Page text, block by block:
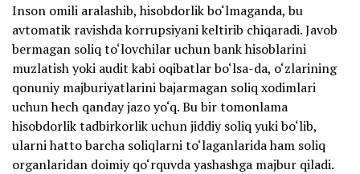
Inson omili aralashib, hisobdorlik bo‘lmaganda, bu
avtomatik ravishda korrupsiyani keltirib chiqaradi. Javob
bermagan soliq to‘lovchilar uchun bank hisoblarini
muzlatish yoki audit kabi oqibatlar bo‘lsa-da, o‘zlarining
qonuniy majburiyatlarini bajarmagan soliq xodimlari
uchun hech qanday jazo yo‘q. Bu bir tomonlama
hisobdorlik tadbirkorlik uchun jiddiy soliq yuki bo‘lib,
ularni hatto barcha soliqlarni to‘laganlarida ham soliq
organlaridan doimiy qo‘rquvda yashashga majbur qiladi.